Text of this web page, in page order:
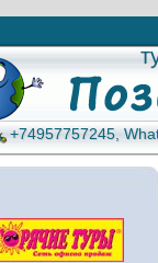
+74957757245,
+74957757245,